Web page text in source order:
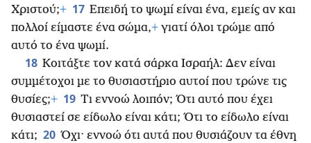
Χριστού;+ 17 Επειδή το ψωμί είναι ένα, εμείς αν και
πολλοί είμαστε ένα σώμα,+ γιατί όλοι τρώμε από
αυτό το ένα ψωμί.
18 Κοιτάξτε τον κατά σάρκα Ισραήλ: Δεν είναι
συμμέτοχοι με το θυσιαστήριο αυτοί που τρώνε τις
θυσίες;+ 19 Τι εννοώ λοιπόν; Ότι αυτό που έχει
θυσιαστεί σε είδωλο είναι κάτι; Ότι το είδωλο είναι
κάτι; 20 Όχι· εννοώ ότι αυτά που θυσιάζουν τα έθνη